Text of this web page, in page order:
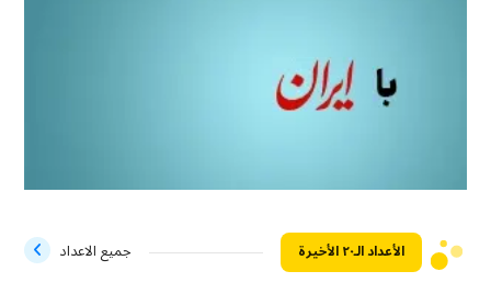
الأعداد الـ۲۰ الأخيرة جميع الاعداد